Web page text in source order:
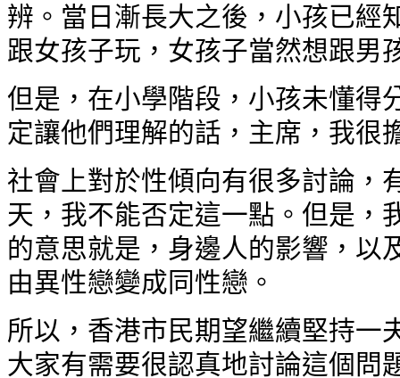
辨。當日漸長大之後，小孩已經
跟女孩子玩，女孩子當然想跟男
但是，在小學階段，小孩未懂得
定讓他們理解的話，主席，我很
社會上對於性傾向有很多討論，
天，我不能否定這一點。但是，
的意思就是，身邊人的影響，以
由異性戀變成同性戀。
所以，香港市民期望繼續堅持一
大家有需要很認真地討論這個問